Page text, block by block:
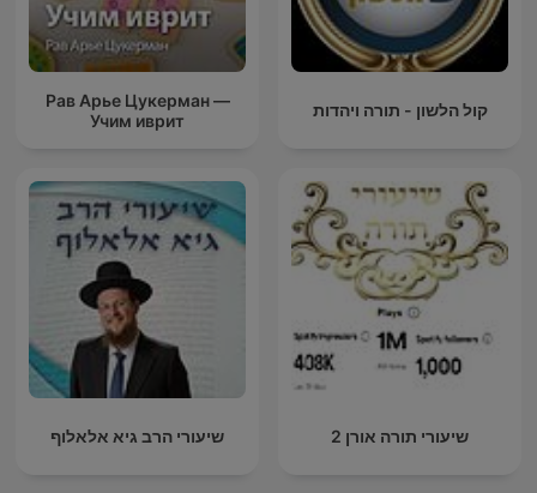
קול הלשון - תורה ויהדות
Рав Арье Цукерман —
Учим иврит
שיעורי תורה אורן 2 שיעורי הרב גיא אלאלוף